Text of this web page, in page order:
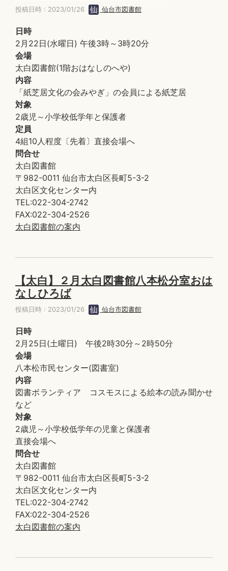
投稿日時 : 2023/01/26 仙台市図書館
日時
2月22日(水曜日) 午後3時～3時20分
会場
太白図書館(1階おはなしのへや)
内容
「紙芝居文化の会みやぎ」の会員による紙芝居
対象
2歳児～小学校低学年と保護者
定員
4組10人程度〔先着〕直接会場へ
問合せ
太白図書館
〒982-0011 仙台市太白区長町5-3-2
太白区文化センター内
TEL:022-304-2742
FAX:022-304-2526
太白図書館の案内
【太白】２月太白図書館八本松分室おは
なしひろば
投稿日時 : 2023/01/26 仙台市図書館
日時
2月25日(土曜日) 午後2時30分～2時50分
会場
八本松市民センター(図書室)
内容
図書ボランティア コスモスによる絵本の読み聞かせ
など
対象
2歳児～小学校低学年の児童と保護者
直接会場へ
問合せ
太白図書館
〒982-0011 仙台市太白区長町5-3-2
太白区文化センター内
TEL:022-304-2742
FAX:022-304-2526
太白図書館の案内